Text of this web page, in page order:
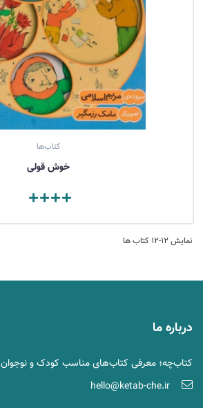
کتاب‌ها
خوش‌ قولی
مشاهده کتاب
نمایش 12-12 کتاب ها
درباره ما
کتاب‌چه؛ معرفی کتاب‌های مناسب کودک و نوجوان
hello@ketab-che.ir